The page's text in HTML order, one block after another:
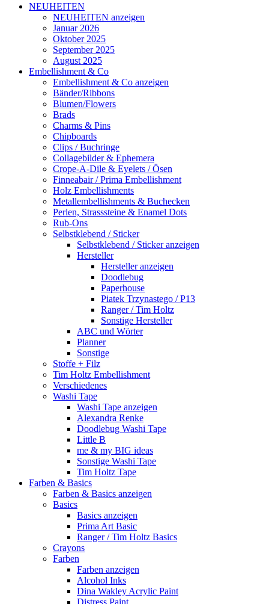
NEUHEITEN
NEUHEITEN anzeigen
Januar 2026
Oktober 2025
September 2025
August 2025
Embellishment & Co
Embellishment & Co anzeigen
Bänder/Ribbons
Blumen/Flowers
Brads
Charms & Pins
Chipboards
Clips / Buchringe
Collagebilder & Ephemera
Crope-A-Dile & Eyelets / Ösen
Finneabair / Prima Embellishment
Holz Embellishments
Metallembellishments & Buchecken
Perlen, Strasssteine & Enamel Dots
Rub-Ons
Selbstklebend / Sticker
Selbstklebend / Sticker anzeigen
Hersteller
Hersteller anzeigen
Doodlebug
Paperhouse
Piatek Trzynastego / P13
Ranger / Tim Holtz
Sonstige Hersteller
ABC und Wörter
Planner
Sonstige
Stoffe + Filz
Tim Holtz Embellishment
Verschiedenes
Washi Tape
Washi Tape anzeigen
Alexandra Renke
Doodlebug Washi Tape
Little B
me & my BIG ideas
Sonstige Washi Tape
Tim Holtz Tape
Farben & Basics
Farben & Basics anzeigen
Basics
Basics anzeigen
Prima Art Basic
Ranger / Tim Holtz Basics
Crayons
Farben
Farben anzeigen
Alcohol Inks
Dina Wakley Acrylic Paint
Distress Paint